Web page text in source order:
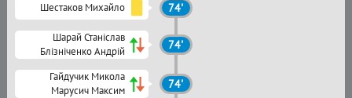
Шестаков Михайло 74'
Шарай Станіслав
Блізніченко Андрій
74'
Гайдучик Микола
Марусич Максим
74'